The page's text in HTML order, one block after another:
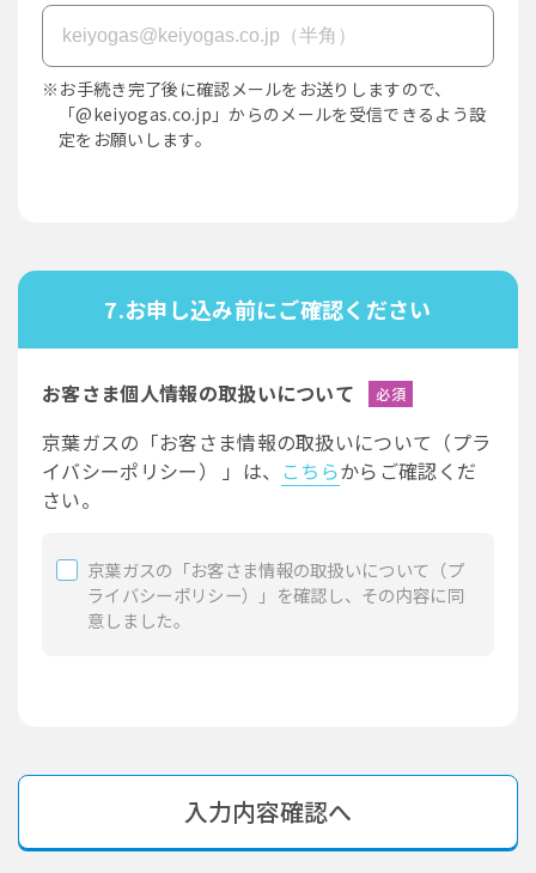
※お手続き完了後に確認メールをお送りしますので、
「@keiyogas.co.jp」からのメールを受信できるよう設
定をお願いします。
7.お申し込み前にご確認ください
お客さま個人情報の取扱いについて 必須
京葉ガスの「お客さま情報の取扱いについて（プラ
イバシーポリシー） 」は、 こちらからご確認くだ
さい。
京葉ガスの「お客さま情報の取扱いについて（プ
ライバシーポリシー）」を確認し、その内容に同
意しました。